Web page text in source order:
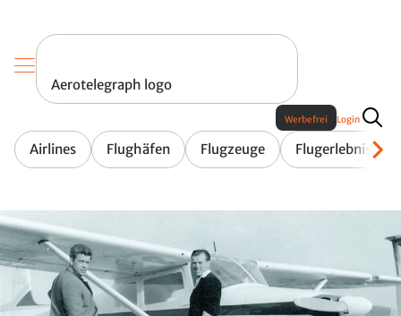
Aerotelegraph logo
Airlines Flughäfen Flugzeuge Flugerlebnis
Werbefrei Login